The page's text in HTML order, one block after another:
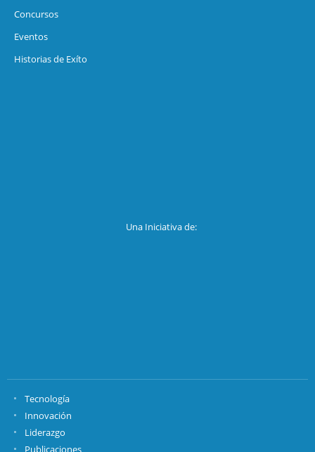
Concursos
Eventos
Historias de Exíto
Una Iniciativa de:
Tecnología
Innovación
Liderazgo
Publicaciones